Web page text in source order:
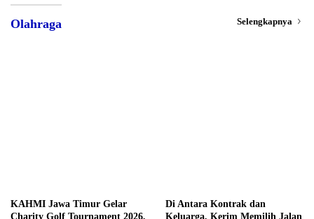
Olahraga Selengkapnya
KAHMI Jawa Timur Gelar
Charity Golf Tournament 2026,
Di Antara Kontrak dan
Keluarga, Kerim Memilih Jalan